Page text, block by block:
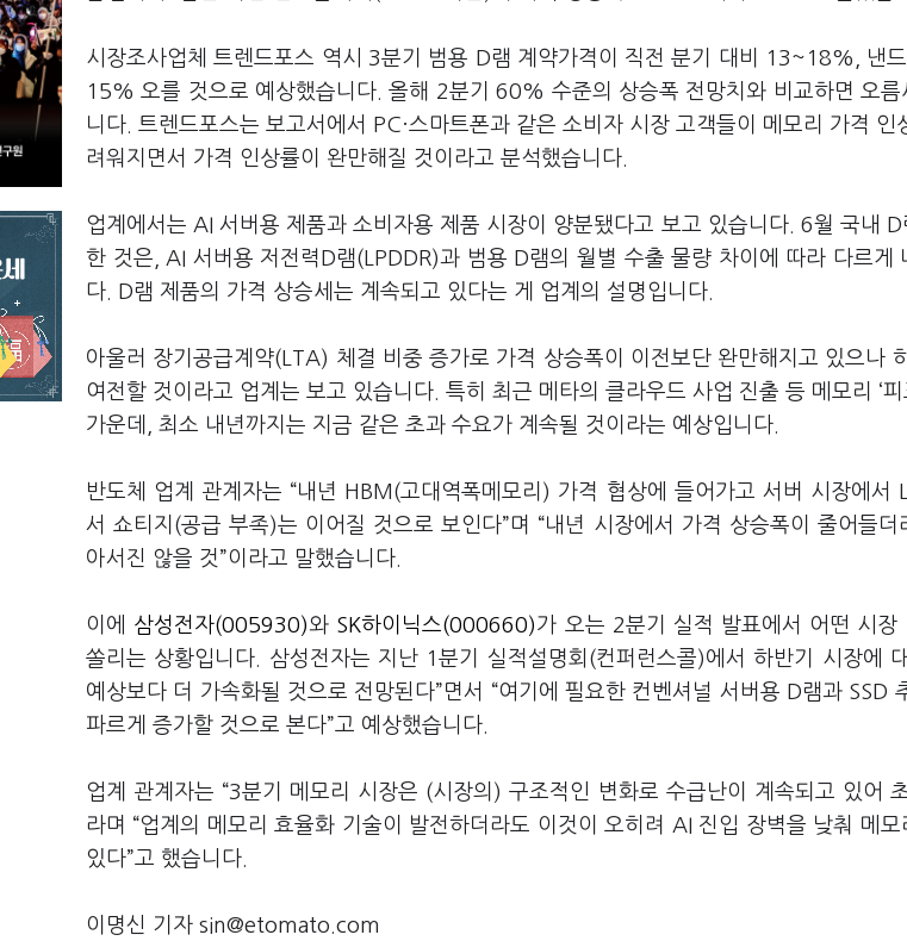
시장조사업체 트렌드포스 역시 3분기 범용 D램 계약가격이 직전 분기 대비 13~18%, 낸
15% 오를 것으로 예상했습니다. 올해 2분기 60% 수준의 상승폭 전망치와 비교하면 오름
니다. 트렌드포스는 보고서에서 PC·스마트폰과 같은 소비자 시장 고객들이 메모리 가격 인
려워지면서 가격 인상률이 완만해질 것이라고 분석했습니다.
업계에서는 AI 서버용 제품과 소비자용 제품 시장이 양분됐다고 보고 있습니다. 6월 국내
한 것은, AI 서버용 저전력D램(LPDDR)과 범용 D램의 월별 수출 물량 차이에 따라 다르게
다. D램 제품의 가격 상승세는 계속되고 있다는 게 업계의 설명입니다.
아울러 장기공급계약(LTA) 체결 비중 증가로 가격 상승폭이 이전보단 완만해지고 있으나
여전할 것이라고 업계는 보고 있습니다. 특히 최근 메타의 클라우드 사업 진출 등 메모리 ‘
가운데, 최소 내년까지는 지금 같은 초과 수요가 계속될 것이라는 예상입니다.
반도체 업계 관계자는 “내년 HBM(고대역폭메모리) 가격 협상에 들어가고 서버 시장에서
서 쇼티지(공급 부족)는 이어질 것으로 보인다”며 “내년 시장에서 가격 상승폭이 줄어들
아서진 않을 것”이라고 말했습니다.
이에 삼성전자(005930)와 SK하이닉스(000660)가 오는 2분기 실적 발표에서 어떤 시장
쏠리는 상황입니다. 삼성전자는 지난 1분기 실적설명회(컨퍼런스콜)에서 하반기 시장에
예상보다 더 가속화될 것으로 전망된다”면서 “여기에 필요한 컨벤셔널 서버용 D램과 SSD
파르게 증가할 것으로 본다”고 예상했습니다.
업계 관계자는 “3분기 메모리 시장은 (시장의) 구조적인 변화로 수급난이 계속되고 있어
라며 “업계의 메모리 효율화 기술이 발전하더라도 이것이 오히려 AI 진입 장벽을 낮춰 메
있다”고 했습니다.
이명신 기자 sin@etomato.com